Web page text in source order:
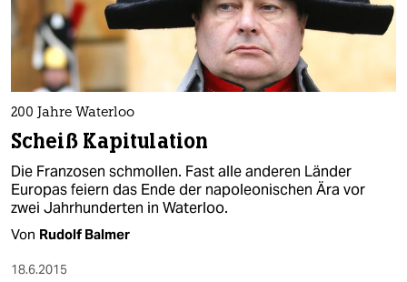
200 Jahre Waterloo
Scheiß Kapitulation
Die Franzosen schmollen. Fast alle anderen Länder
Europas feiern das Ende der napoleonischen Ära vor
zwei Jahrhunderten in Waterloo.
Von Rudolf Balmer
18.6.2015